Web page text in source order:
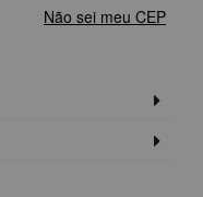
Não sei meu CEP